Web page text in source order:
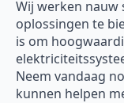
Wij werken nauw
oplossingen te
is om
Neem vandaag
kunnen helpen